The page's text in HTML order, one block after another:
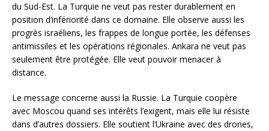
du Sud-Est. La Turquie ne veut pas rester durablement en
position d’infériorité dans ce domaine. Elle observe aussi les
progrès israéliens, les frappes de longue portée, les défenses
antimissiles et les opérations régionales. Ankara ne veut pas
seulement être protégée. Elle veut pouvoir menacer à
distance.
Le message concerne aussi la Russie. La Turquie coopère
avec Moscou quand ses intérêts l’exigent, mais elle lui résiste
dans d’autres dossiers. Elle soutient l’Ukraine avec des drones,